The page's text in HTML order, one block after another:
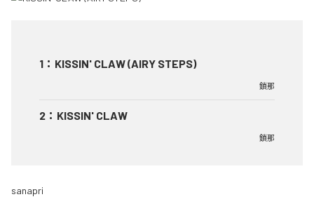
1 ： KISSIN' CLAW (AIRY STEPS)
鎖那
2 ： KISSIN' CLAW
鎖那
sanapri